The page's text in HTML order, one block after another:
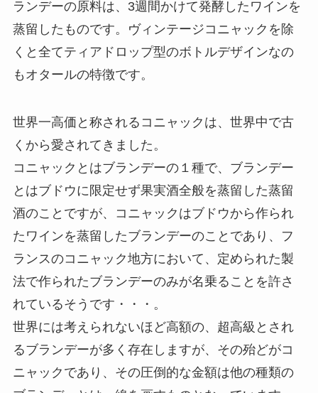
ランデーの原料は、3週間かけて発酵したワインを
蒸留したものです。ヴィンテージコニャックを除
くと全てティアドロップ型のボトルデザインなの
もオタールの特徴です。
世界一高価と称されるコニャックは、世界中で古
くから愛されてきました。
コニャックとはブランデーの１種で、ブランデー
とはブドウに限定せず果実酒全般を蒸留した蒸留
酒のことですが、コニャックはブドウから作られ
たワインを蒸留したブランデーのことであり、フ
ランスのコニャック地方において、定められた製
法で作られたブランデーのみが名乗ることを許さ
れているそうです・・・。
世界には考えられないほど高額の、超高級とされ
るブランデーが多く存在しますが、その殆どがコ
ニャックであり、その圧倒的な金額は他の種類の